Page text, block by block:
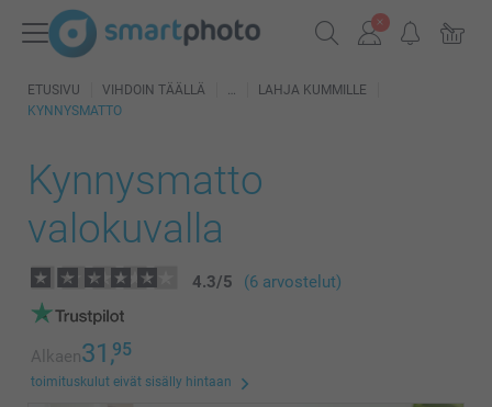
ETUSIVU VIHDOIN TÄÄLLÄ
LAHJA KUMMILLE
KYNNYSMATTO
Kynnysmatto
valokuvalla
4.3/5 (6 arvostelut)
Alkaen31,95
toimituskulut eivät sisälly hintaan